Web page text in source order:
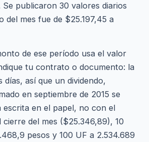
Se publicaron 30 valores diarios
del mes fue de $25.197,45 a
de ese período usa el valor
tu contrato o documento: la
días, así que un dividendo,
en septiembre de 2015 se
en el papel, no con el
del mes ($25.346,89), 10
pesos y 100 UF a 2.534.689